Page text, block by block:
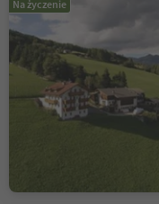
Na życzenie